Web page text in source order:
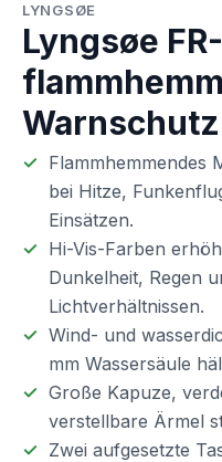
LYNGSØE
Lyngsøe
Flammhemmendes
bei Hitze,
Einsätzen.
Hi-Vis-Farben
Dunkelheit, Regen
Lichtverhältnissen.
Wind- und
mm Wassersäule
Große Kapuze,
verstellbare Ärmel
Zwei aufgesetzte